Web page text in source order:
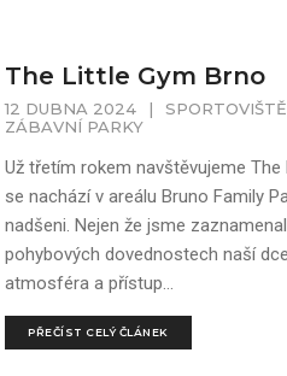
The Little Gym Brno
12 DUBNA 2024 | SPORTOVIŠTĚ
ZÁBAVNÍ PARKY
Už třetím rokem navštěvujeme The
se nachází v areálu Bruno Family
nadšeni. Nejen že jsme
pohybových dovednostech naší
atmosféra a přístup...
PŘEČÍST CELÝ ČLÁNEK